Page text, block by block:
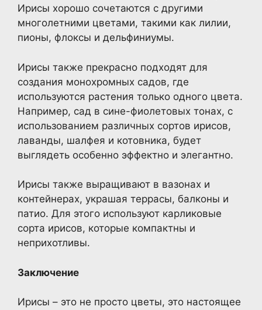
Ирисы хорошо сочетаются с другими
многолетними цветами, такими как лилии,
пионы, флоксы и дельфиниумы.
Ирисы также прекрасно подходят для
создания монохромных садов, где
используются растения только одного цвета.
Например, сад в сине-фиолетовых тонах, с
использованием различных сортов ирисов,
лаванды, шалфея и котовника, будет
выглядеть особенно эффектно и элегантно.
Ирисы также выращивают в вазонах и
контейнерах, украшая террасы, балконы и
патио. Для этого используют карликовые
сорта ирисов, которые компактны и
неприхотливы.
Заключение
Ирисы – это не просто цветы, это настоящее